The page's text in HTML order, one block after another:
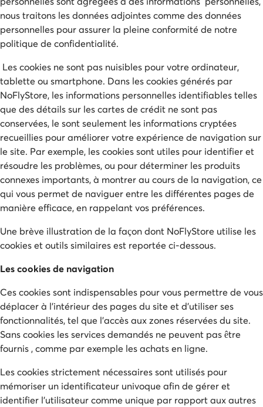
nous traitons les données adjointes comme des données
personnelles pour assurer la pleine conformité de notre
politique de confidentialité.
Les cookies ne sont pas nuisibles pour votre ordinateur,
tablette ou smartphone. Dans les cookies générés par
NoFlyStore, les informations personnelles identifiables telles
que des détails sur les cartes de crédit ne sont pas
conservées, le sont seulement les informations cryptées
recueillies pour améliorer votre expérience de navigation sur
le site. Par exemple, les cookies sont utiles pour identifier et
résoudre les problèmes, ou pour déterminer les produits
connexes importants, à montrer au cours de la navigation, ce
qui vous permet de naviguer entre les différentes pages de
manière efficace, en rappelant vos préférences.
Une brève illustration de la façon dont NoFlyStore utilise les
cookies et outils similaires est reportée ci-dessous.
Les cookies de navigation
Ces cookies sont indispensables pour vous permettre de vous
déplacer à l'intérieur des pages du site et d'utiliser ses
fonctionnalités, tel que l'accès aux zones réservées du site.
Sans cookies les services demandés ne peuvent pas être
fournis , comme par exemple les achats en ligne.
Les cookies strictement nécessaires sont utilisés pour
mémoriser un identificateur univoque afin de gérer et
identifier l'utilisateur comme unique par rapport aux autres